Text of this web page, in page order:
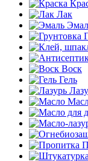
Лак
Воск
Гель